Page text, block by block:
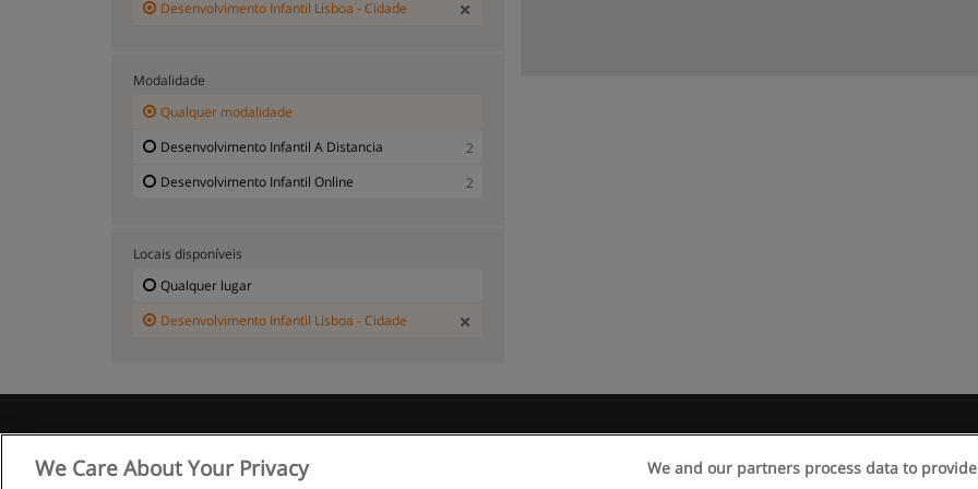
Desenvolvimento Infantil Lisboa - Cidade
Modalidade
Qualquer modalidade
Desenvolvimento Infantil A Distancia
2
Desenvolvimento Infantil Online
2
Locais disponíveis
Qualquer lugar
Desenvolvimento Infantil Lisboa - Cidade
We Care About Your Privacy We and our partners process data to